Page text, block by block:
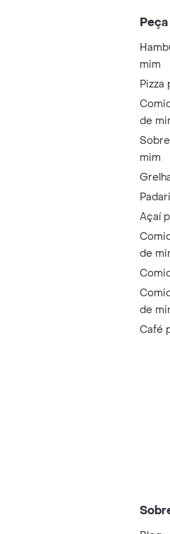
mim
Pizza
de
mim
Açaí
de
de
Café